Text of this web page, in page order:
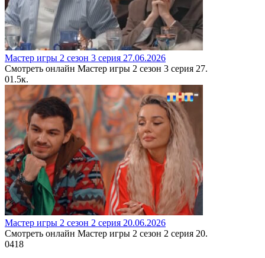
Мастер игры 2 сезон 3 серия 27.06.2026
Смотреть онлайн Мастер игры 2 сезон 3 серия 27.
01.5к.
Мастер игры 2 сезон 2 серия 20.06.2026
Смотреть онлайн Мастер игры 2 сезон 2 серия 20.
0418